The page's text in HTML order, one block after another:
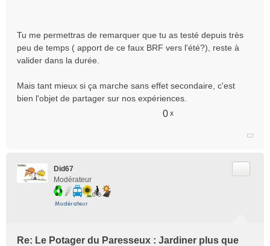
Tu me permettras de remarquer que tu as testé depuis très
peu de temps ( apport de ce faux BRF vers l'été?), reste à
valider dans la durée.
Mais tant mieux si ça marche sans effet secondaire, c'est
bien l'objet de partager sur nos expériences.
0 x
Did67
Modérateur
Re: Le Potager du Paresseux : Jardiner plus que